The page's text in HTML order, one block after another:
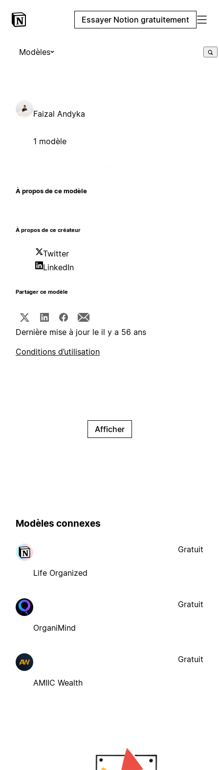
Essayer Notion gratuitement
Modèles
Faizal Andyka
1 modèle
À propos de ce modèle
À propos de ce créateur
Twitter
LinkedIn
Partager ce modèle
Dernière mise à jour le il y a 56 ans
Conditions d’utilisation
Afficher
Modèles connexes
Life Organized
Gratuit
OrganiMind
Gratuit
AMIIC Wealth
Gratuit